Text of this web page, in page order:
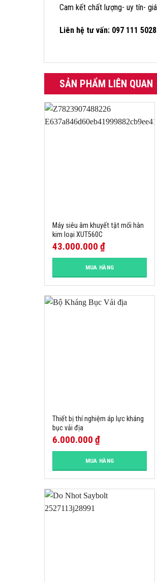
Cam kết chất lượng- uy tín-
Liên hệ tư vấn: 097 111
SẢN PHẨM LIÊN QUAN
Máy siêu âm khuyết tật mối hàn
kim loại XUT560C
43.000.000 ₫
MUA HÀNG
Thiết bị thí nghiệm áp lực kháng
bục vải địa
6.000.000 ₫
MUA HÀNG